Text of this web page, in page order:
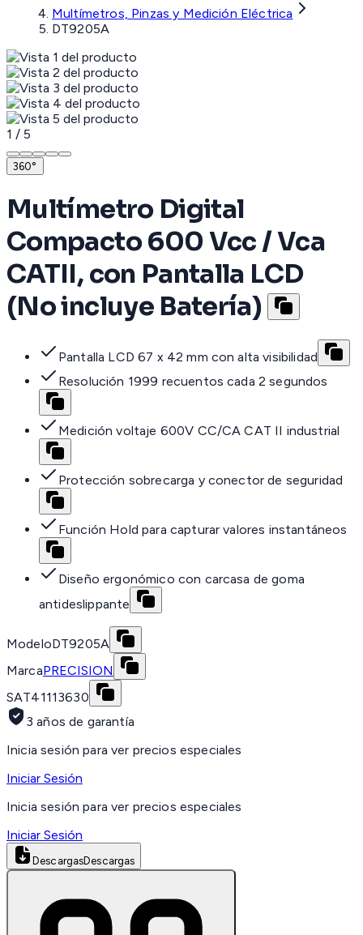
Multímetros, Pinzas y Medición Eléctrica
DT9205A
1 / 5
360°
Multímetro Digital
Compacto 600 Vcc / Vca
CATII, con Pantalla LCD
(No incluye Batería)
Pantalla LCD 67 x 42 mm con alta visibilidad
Resolución 1999 recuentos cada 2 segundos
Medición voltaje 600V CC/CA CAT II industrial
Protección sobrecarga y conector de seguridad
Función Hold para capturar valores instantáneos
Diseño ergonómico con carcasa de goma
antideslippante
ModeloDT9205A
MarcaPRECISION
SAT41113630
3 años de garantía
Inicia sesión para ver precios especiales
Iniciar Sesión
Inicia sesión para ver precios especiales
Iniciar Sesión
DescargasDescargas